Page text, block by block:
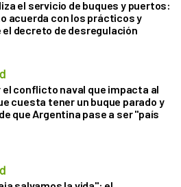
el servicio de buques y puertos:
acuerda con los prácticos y
el decreto de desregulación
el conflicto naval que impacta al
cuesta tener un buque parado y
que Argentina pase a ser "país